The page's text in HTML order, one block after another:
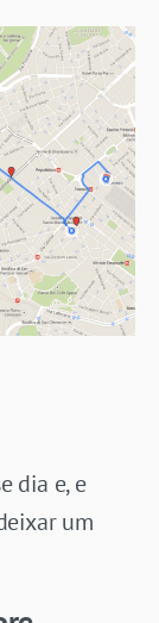
dia e, e
um